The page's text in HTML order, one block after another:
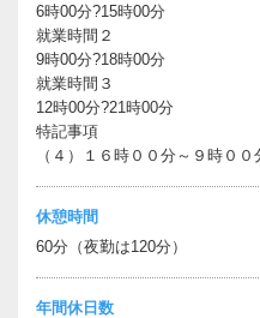
6時00分?15時00分
就業時間２
9時00分?18時00分
就業時間３
12時00分?21時00分
特記事項
（４）１６時００分～９時００
休憩時間
60分（夜勤は120分）
年間休日数